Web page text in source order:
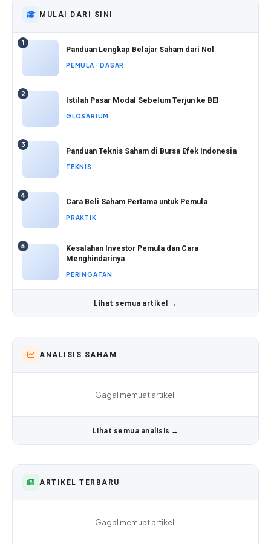
MULAI DARI SINI
1
Panduan Lengkap Belajar Saham dari Nol
PEMULA · DASAR
2
Istilah Pasar Modal Sebelum Terjun ke BEI
GLOSARIUM
3
Panduan Teknis Saham di Bursa Efek Indonesia
TEKNIS
4
Cara Beli Saham Pertama untuk Pemula
PRAKTIK
5
Kesalahan Investor Pemula dan Cara
Menghindarinya
PERINGATAN
Lihat semua artikel →
ANALISIS SAHAM
Gagal memuat artikel.
Lihat semua analisis →
ARTIKEL TERBARU
Gagal memuat artikel.